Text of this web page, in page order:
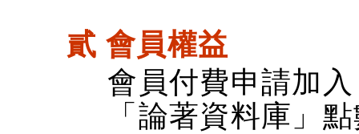
貳 會員權益
會員付費申請加
「論著資料庫」